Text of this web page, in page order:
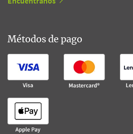
Métodos de pago